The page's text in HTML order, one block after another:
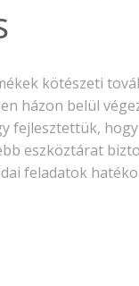
Kategóriák
AKCIÓ
Anyagleadási
Blog
kötészeti
házon belül
fejlesztettük,
eszköztárat
feladatok